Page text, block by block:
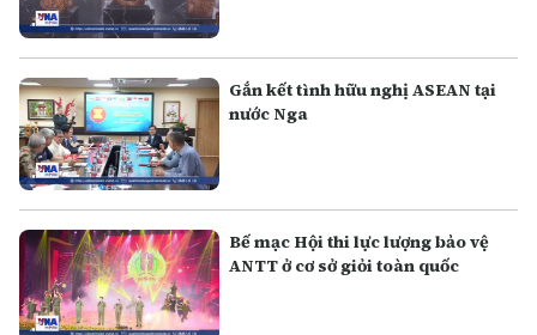
Gắn kết tình hữu nghị ASEAN tại
nước Nga
Bế mạc Hội thi lực lượng bảo vệ
ANTT ở cơ sở giỏi toàn quốc